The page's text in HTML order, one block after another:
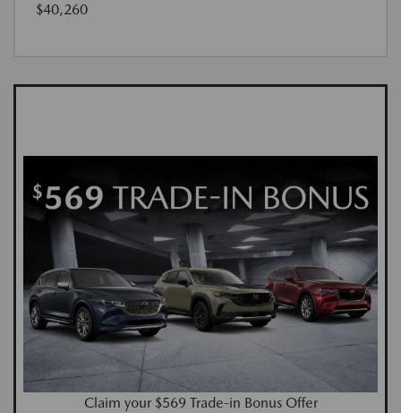
$40,260
Claim your $569 Trade-in Bonus Offer